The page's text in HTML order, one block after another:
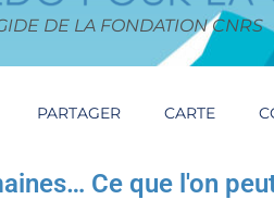
DE LA FONDATION CNRS
PARTAGER CARTE
Ce que l'on